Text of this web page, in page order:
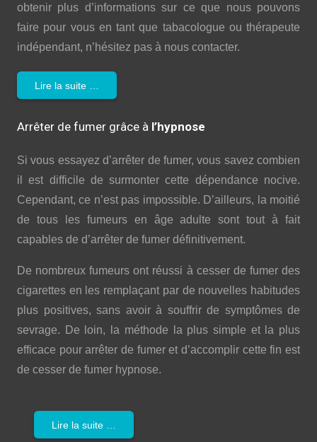
obtenir plus d’informations sur ce que nous pouvons
faire pour vous en tant que tabacologue ou thérapeute
indépendant, n’hésitez pas à nous contacter.
Lire la suite …
Arrêter de fumer grâce à l’hypnose
Si vous essayez d’arrêter de fumer, vous savez combien
il est difficile de surmonter cette dépendance nocive.
Cependant, ce n’est pas impossible. D’ailleurs, la moitié
de tous les fumeurs en âge adulte sont tout à fait
capables de d’arrêter de fumer définitivement.
De nombreux fumeurs ont réussi à cesser de fumer des
cigarettes en les remplaçant par de nouvelles habitudes
plus positives, sans avoir à souffrir de symptômes de
sevrage. De loin, la méthode la plus simple et la plus
efficace pour arrêter de fumer et d’accomplir cette fin est
de cesser de fumer hypnose.
Lire la suite …